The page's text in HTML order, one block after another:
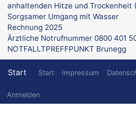
anhaltenden Hitze und Trockenheit
Sorgsamer Umgang mit Wasser
Rechnung 2025
Ärztliche Notrufnummer 0800 401
NOTFALLTPREFFPUNKT Brunegg
Fußzeilenmenü
Start Start Impressum
Benutzermenü
Anmelden